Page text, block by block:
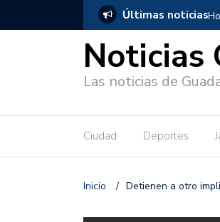
Últimas noticias
salió de los separos sin lesiones graves
Noticias
Las noticias de
Ciudad Deportes
Inicio / Detienen a otro